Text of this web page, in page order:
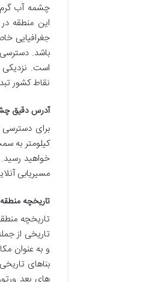
این منطقه
جغرافیایی
باشد.
است. نزدیکی
نقاط کشور
آدرس دقیق
کیلومتر به
خواهید
مسیریابی
تاریخچه
تاریخچه
تاریخی از
و به عنوان
بناهای